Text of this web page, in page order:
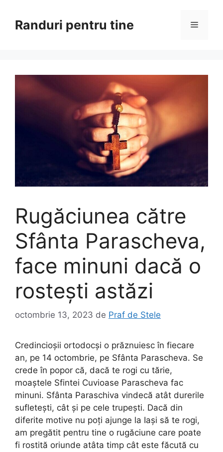
conținutRanduri pentru tine Meniu
Rugăciunea către
Sfânta Parascheva,
face minuni dacă o
rostești astăzi
octombrie 13, 2023 de Praf de Stele
Credincioșii ortodocși o prăznuiesc în fiecare
an, pe 14 octombrie, pe Sfânta Parascheva. Se
crede în popor că, dacă te rogi cu tărie,
moaștele Sfintei Cuvioase Parascheva fac
minuni. Sfânta Paraschiva vindecă atât durerile
sufletești, cât și pe cele trupești. Dacă din
diferite motive nu poți ajunge la Iași să te rogi,
am pregătit pentru tine o rugăciune care poate
fi rostită oriunde atâta timp cât este făcută cu